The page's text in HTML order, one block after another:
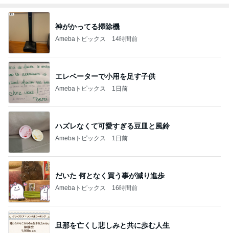
神がかってる掃除機
Amebaトピックス 14時間前
エレベーターで小用を足す子供
Amebaトピックス 1日前
ハズレなくて可愛すぎる豆皿と風鈴
Amebaトピックス 1日前
だいた 何となく買う事が減り進歩
Amebaトピックス 16時間前
旦那を亡くし悲しみと共に歩む人生